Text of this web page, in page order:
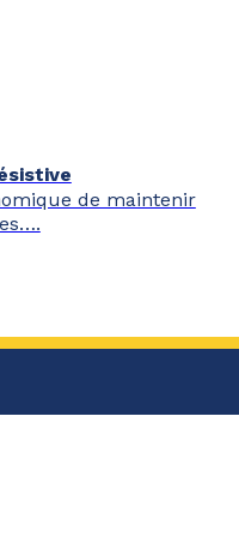
de maintenir